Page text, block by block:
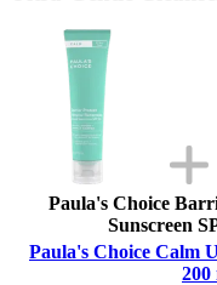
Paula's Choice
Sunscreen
Paula's Choice Calm
200